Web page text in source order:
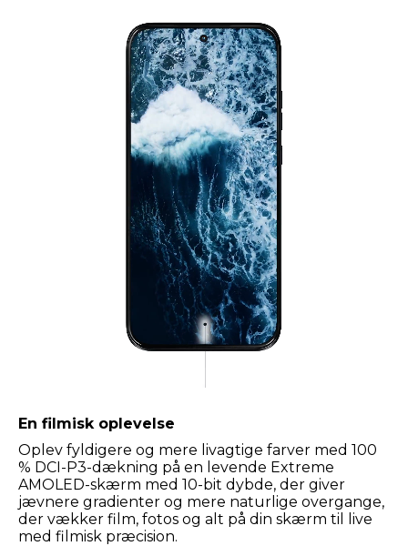
Designet til komfort
SGS-certificeret svagt blåt lys og reduceret
bevægelsesslør hjælper med at beskytte dine
øjne og giver en mere komfortabel visning, mens
Water Touch-teknologi justerer skærmens
følsomhed, så din berøringsskærm forbliver
glidende og responsiv i regnvejr eller ved poolen.